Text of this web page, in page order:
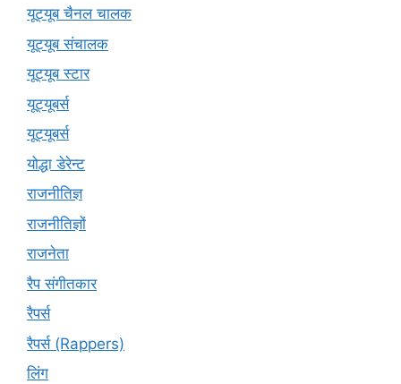
यूट्यूब चैनल चालक
यूट्यूब संचालक
यूट्यूब स्टार
यूट्यूबर्स
यूट्‍यूबर्स
योद्धा डेरेन्ट
राजनीतिज्ञ
राजनीतिज्ञों
राजनेता
रैप संगीतकार
रैपर्स
रैपर्स (Rappers)
लिंग